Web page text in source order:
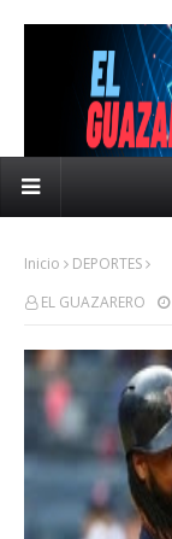
Inicio
DEPORTES
EL GUAZARERO